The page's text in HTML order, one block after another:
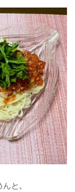
と、